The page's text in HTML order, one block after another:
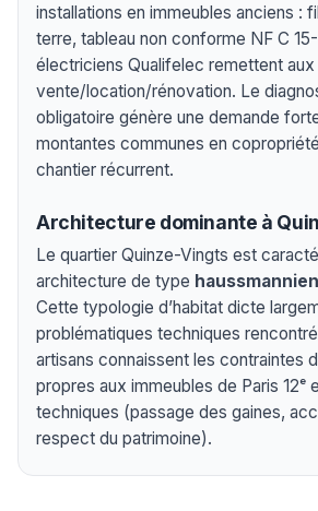
installations en immeubles anciens :
terre, tableau non conforme NF C
électriciens Qualifelec remettent
vente/location/rénovation. Le
obligatoire génère une demande
montantes communes en
chantier récurrent.
Architecture dominante à
Le quartier Quinze-Vingts est
architecture de type
Cette typologie d’habitat dicte
problématiques techniques
artisans connaissent les contraintes
propres aux immeubles de Paris 12ᵉ
techniques (passage des gaines,
respect du patrimoine).